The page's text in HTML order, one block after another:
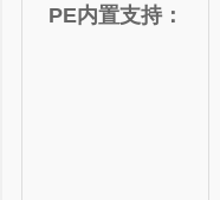
PE内置支持：